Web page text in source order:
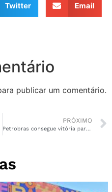
Twitter Email
publicar um comentário.
PRÓXIMO
Petrobras consegue vitória parcial no STF sobre exploração no AP